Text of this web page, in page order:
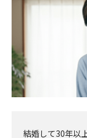
結婚して30年以